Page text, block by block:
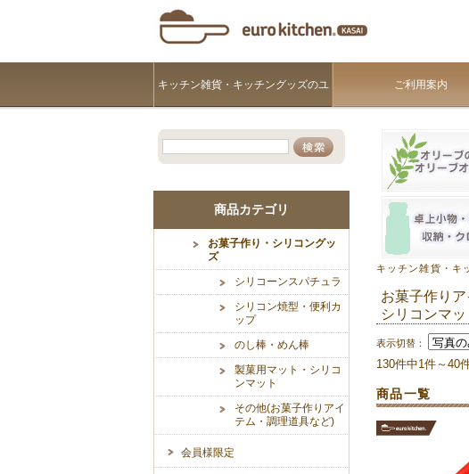
キッチン雑貨・キッチングッズのユ
ーロキッチンKASAI
ご利用案内
キッチン雑貨・キ
お菓子作り
シリコンマ
表示切替：
130件中1件～40
商品一覧
商品カテゴリ
お菓子作り・シリコングッ
ズ
シリコーンスパチュラ
シリコン焼型・便利カ
ップ
のし棒・めん棒
製菓用マット・シリコ
ンマット
その他(お菓子作りアイ
テム・調理道具など)
会員様限定